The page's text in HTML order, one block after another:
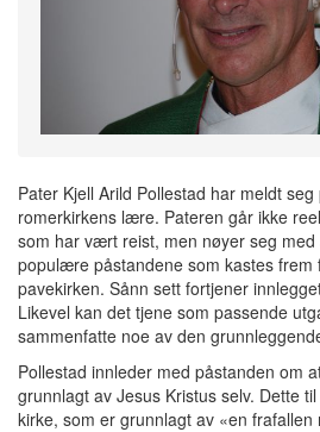
Pater Kjell Arild Pollestad har meldt
romerkirkens lære. Pateren går ikke
som har vært reist, men nøyer seg
populære påstandene som kastes frem
pavekirken. Sånn sett fortjener
Likevel kan det tjene som passende
sammenfatte noe av den
Pollestad innleder med påstanden om
grunnlagt av Jesus Kristus selv. Dette
kirke, som er grunnlagt av «en frafallen